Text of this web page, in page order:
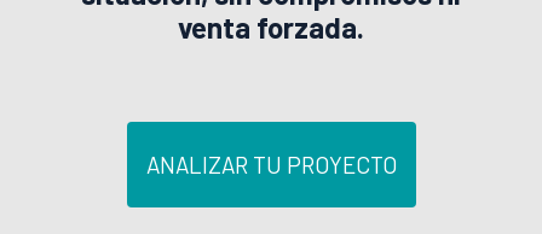
venta forzada.
ANALIZAR TU PROYECTO